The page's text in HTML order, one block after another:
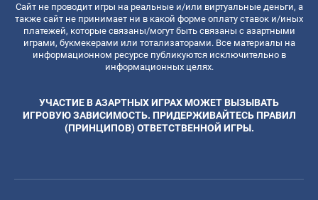
Сайт не проводит игры на реальные и/или виртуальные деньги, а
также сайт не принимает ни в какой форме оплату ставок и/иных
платежей, которые связаны/могут быть связаны с азартными
играми, букмекерами или тотализаторами. Все материалы на
информационном ресурсе публикуются исключительно в
информационных целях.
УЧАСТИЕ В АЗАРТНЫХ ИГРАХ МОЖЕТ ВЫЗЫВАТЬ
ИГРОВУЮ ЗАВИСИМОСТЬ. ПРИДЕРЖИВАЙТЕСЬ ПРАВИЛ
(ПРИНЦИПОВ) ОТВЕТСТВЕННОЙ ИГРЫ.